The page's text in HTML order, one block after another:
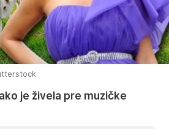
je živela pre muzičke